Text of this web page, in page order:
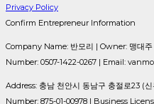
Privacy Policy
Confirm Entrepreneur Information
Company Name: 반모리 | Owner: 맹대
Number: 0507-1422-0267 | Email:
Address: 충남 천안시 동남구 충절로23 (
Number: 875-01-00978 | Business